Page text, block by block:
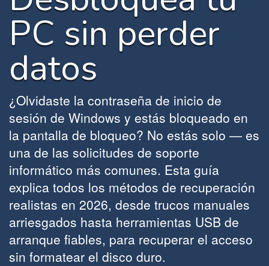
PC sin perder
datos
¿Olvidaste la contraseña de inicio de
sesión de Windows y estás bloqueado en
la pantalla de bloqueo? No estás solo — es
una de las solicitudes de soporte
informático más comunes. Esta guía
explica todos los métodos de recuperación
realistas en 2026, desde trucos manuales
arriesgados hasta herramientas USB de
arranque fiables, para recuperar el acceso
sin formatear el disco duro.